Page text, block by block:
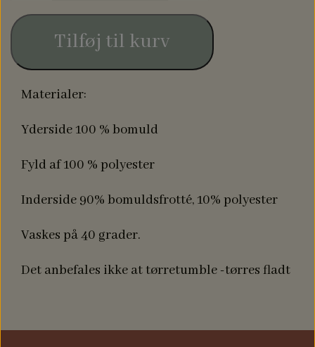
Tilføj til kurv
Materialer:
Yderside 100 % bomuld
Fyld af 100 % polyester
Inderside 90% bomuldsfrotté, 10% polyester
Vaskes på 40 grader.
Det anbefales ikke at tørretumble -tørres fladt